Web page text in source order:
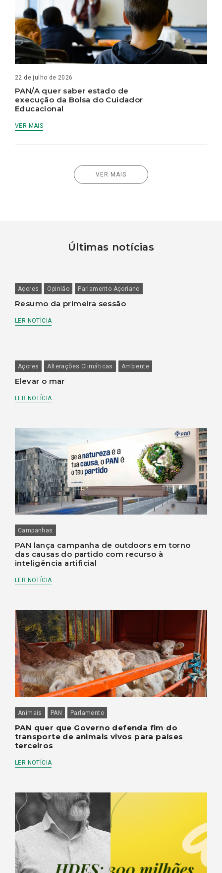
22 de julho de 2026
PAN/A quer saber estado de
execução da Bolsa do Cuidador
Educacional
VER MAIS
VER MAIS
Últimas notícias
Açores Opinião Parlamento Açoriano
Resumo da primeira sessão
LER NOTÍCIA
Açores Alterações Climáticas Ambiente
Elevar o mar
LER NOTÍCIA
Campanhas
PAN lança campanha de outdoors em torno
das causas do partido com recurso à
inteligência artificial
LER NOTÍCIA
Animais PAN Parlamento
PAN quer que Governo defenda fim do
transporte de animais vivos para países
terceiros
LER NOTÍCIA